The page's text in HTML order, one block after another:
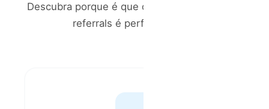
Descubra porque é que o nosso programa de
referrals é perfeito para si